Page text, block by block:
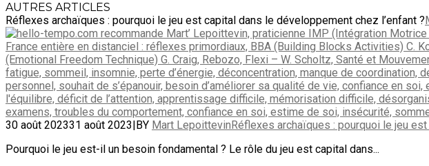
AUTRES ARTICLES
Réflexes archaïques : pourquoi le jeu est capital dans le développement chez l’enfant ?
30 août 202331 août 2023 BY Mart Lepoittevin Réflexes archaïques : pourquoi le jeu
Pourquoi le jeu est-il un besoin fondamental ? Le rôle du jeu est capital dans...